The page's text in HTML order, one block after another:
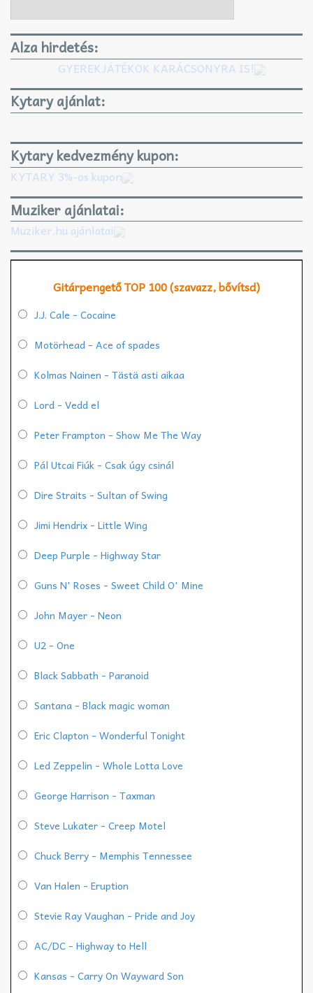
Alza hirdetés:
GYEREKJÁTÉKOK KARÁCSONYRA IS!
Kytary ajánlat:
Kytary kedvezmény kupon:
KYTARY 3%-os kupon
Muziker ajánlatai:
Muziker.hu ajánlatai
Gitárpengető TOP 100 (szavazz, bővítsd)
J.J. Cale - Cocaine
Motörhead - Ace of spades
Kolmas Nainen - Tästä asti aikaa
Lord - Vedd el
Peter Frampton - Show Me The Way
Pál Utcai Fiúk - Csak úgy csinál
Dire Straits - Sultan of Swing
Jimi Hendrix - Little Wing
Deep Purple - Highway Star
Guns N' Roses - Sweet Child O' Mine
John Mayer - Neon
U2 - One
Black Sabbath - Paranoid
Santana - Black magic woman
Eric Clapton - Wonderful Tonight
Led Zeppelin - Whole Lotta Love
George Harrison - Taxman
Steve Lukater - Creep Motel
Chuck Berry - Memphis Tennessee
Van Halen - Eruption
Stevie Ray Vaughan - Pride and Joy
AC/DC - Highway to Hell
Kansas - Carry On Wayward Son